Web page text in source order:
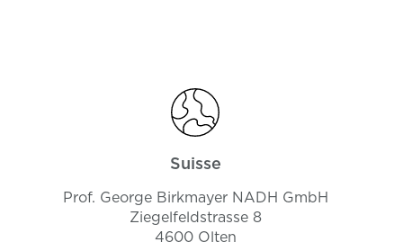
Suisse
Prof. George Birkmayer NADH GmbH
Ziegelfeldstrasse 8
4600 Olten